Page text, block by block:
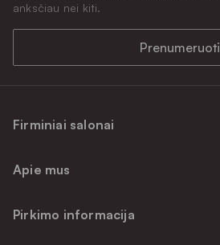
Firminiai salonai
Firminiai salonai Klaipėdoje
Apie mus
Pirkimo informacija
anksčiau nei kiti.
Prenumeruoti